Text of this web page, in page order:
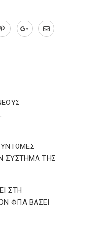
ΣΥΣΤΗΜΑ ΤΗΣ
ΣΤΗ
ΦΠΑ ΒΑΣΕΙ